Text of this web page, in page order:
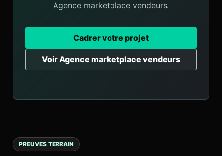
Agence marketplace vendeurs.
Cadrer votre projet
Voir Agence marketplace vendeurs
PREUVES TERRAIN